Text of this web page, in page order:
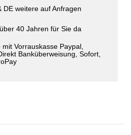
DE weitere auf Anfragen
40 Jahren für Sie da
Vorrauskasse Paypal,
Banküberweisung, Sofort,